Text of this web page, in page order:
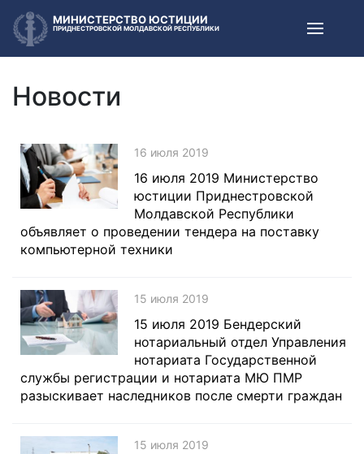
МИНИСТЕРСТВО ЮСТИЦИИ
ПРИДНЕСТРОВСКОЙ МОЛДАВСКОЙ РЕСПУБЛИКИ
Новости
16 июля 2019
16 июля 2019 Министерство
юстиции Приднестровской
Молдавской Республики
объявляет о проведении тендера на поставку
компьютерной техники
15 июля 2019
15 июля 2019 Бендерский
нотариальный отдел Управления
нотариата Государственной
службы регистрации и нотариата МЮ ПМР
разыскивает наследников после смерти граждан
15 июля 2019